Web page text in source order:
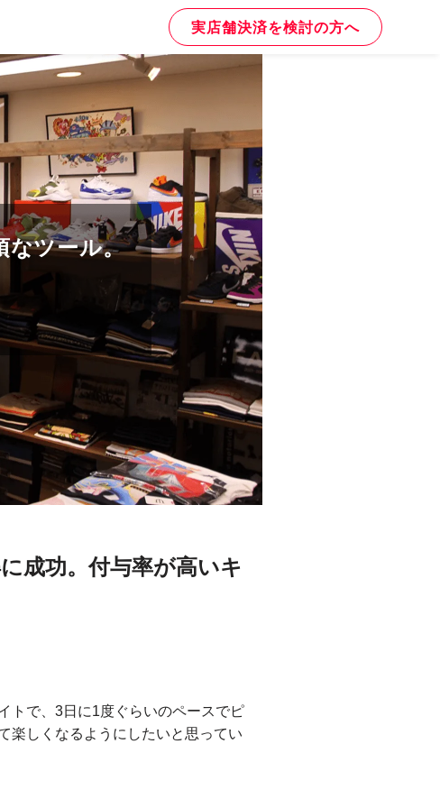
実店舗決済を検討の方へ
なツール。
成功。付与率が高いキ
トで、3日に1度ぐらいのペースでピ
楽しくなるようにしたいと思ってい